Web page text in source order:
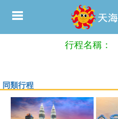
行程名稱：
同類行程